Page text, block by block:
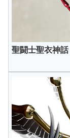
聖闘士聖衣神